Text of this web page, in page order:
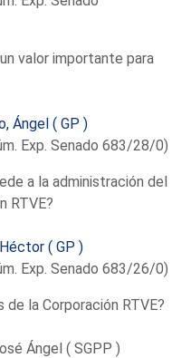
valor importante para
Ángel ( GP )
Exp. Senado 683/28/0)
a la administración del
RTVE?
( GP )
Exp. Senado 683/26/0)
de la Corporación RTVE?
Ángel ( SGPP )